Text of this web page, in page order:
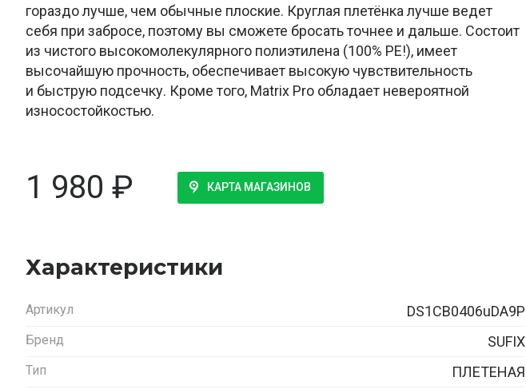
гораздо лучше, чем обычные плоские. Круглая плетёнка лучше ведет
себя при забросе, поэтому вы сможете бросать точнее и дальше. Состоит
из чистого высокомолекулярного полиэтилена (100% PE!), имеет
высочайшую прочность, обеспечивает высокую чувствительность
и быструю подсечку. Кроме того, Matrix Pro обладает невероятной
износостойкостью.
1 980 ₽ КАРТА МАГАЗИНОВ
Характеристики
Артикул DS1CB0406uDA9P
Бренд SUFIX
Тип ПЛЕТЕНАЯ